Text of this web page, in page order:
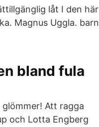
låt I den här
Magnus Uggla. barn
bland fula
Att ragga
och Lotta Engberg